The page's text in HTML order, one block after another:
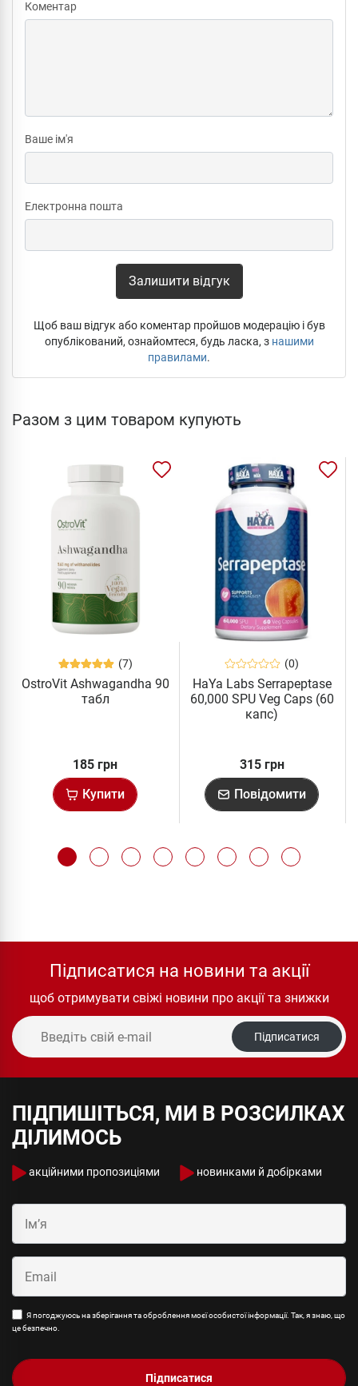
Коментар
Ваше ім'я
Електронна пошта
Залишити відгук
Щоб ваш відгук або коментар пройшов модерацію і був
опублікований, ознайомтеся, будь ласка, з нашими
правилами.
Разом з цим товаром купують
(7)
OstroVit Ashwagandha 90
табл
185 грн
Купити
(0)
HaYa Labs Serrapeptase
60,000 SPU Veg Caps (60
капс)
315 грн
Повідомити
Підписатися на новини та акції
щоб отримувати свіжі новини про акції та знижки
Підписатися
ПІДПИШІТЬСЯ, МИ В РОЗСИЛКАХ
ДІЛИМОСЬ
акційними пропозиціями новинками й добірками
Я погоджуюсь на зберігання та оброблення моєї особистої інформації. Так, я знаю, що
це безпечно.
Підписатися